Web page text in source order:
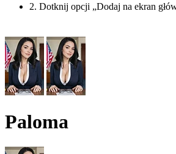
2. Dotknij opcji „Dodaj na ekran
Paloma